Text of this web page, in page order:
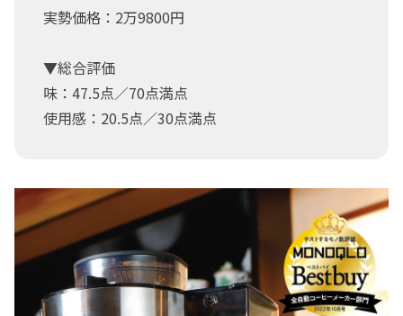
実勢価格：2万9800円
▼総合評価
味：47.5点／70点満点
使用感：20.5点／30点満点